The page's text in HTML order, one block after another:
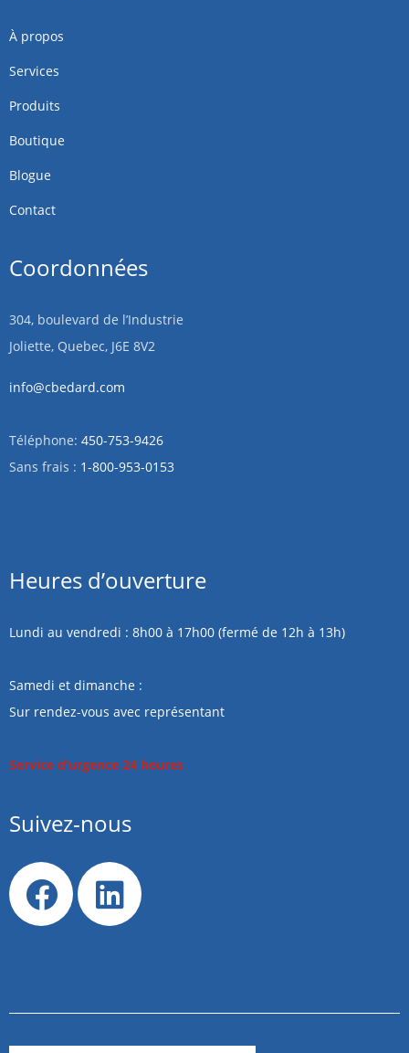
À propos
Services
Produits
Boutique
Blogue
Contact
Coordonnées
304, boulevard de l’Industrie
Joliette, Quebec, J6E 8V2
info@cbedard.com
Téléphone: 450-753-9426
Sans frais : 1-800-953-0153
Heures d’ouverture
Lundi au vendredi : 8h00 à 17h00 (fermé de 12h à 13h)
Samedi et dimanche :
Sur rendez-vous avec représentant
Service d’urgence 24 heures
Suivez-nous